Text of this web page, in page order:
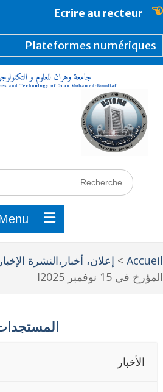
content
Ecrire au recteur
Plateformes
Menu
> إعلان، أخبار،النشرة الإخبارية
في 15 نوفمبر 2025ا
المستجدات
الأخبار